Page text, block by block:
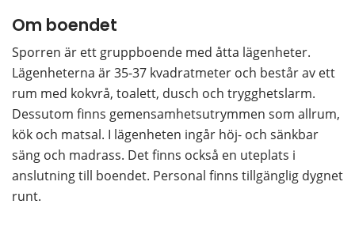
Om boendet
Sporren är ett gruppboende med åtta lägenheter.
Lägenheterna är 35-37 kvadratmeter och består av ett
rum med kokvrå, toalett, dusch och trygghetslarm.
Dessutom finns gemensamhetsutrymmen som allrum,
kök och matsal. I lägenheten ingår höj- och sänkbar
säng och madrass. Det finns också en uteplats i
anslutning till boendet. Personal finns tillgänglig dygnet
runt.